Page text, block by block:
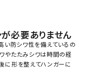
必要ありません
い防シワ性を備えているの
やたたみシワは時間の経
に形を整えてハンガーに